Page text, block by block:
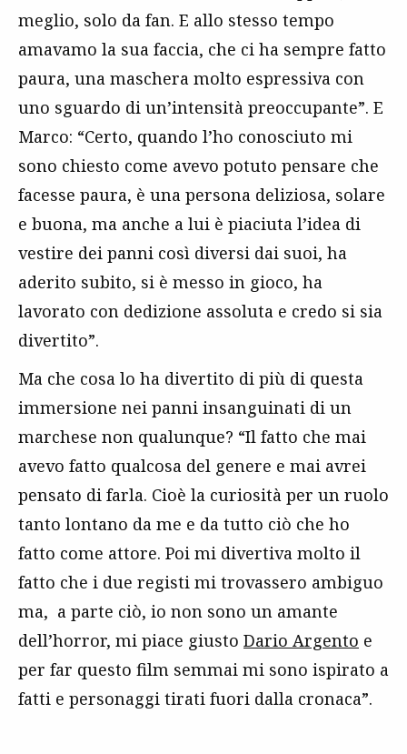
meglio, solo da fan. E allo stesso tempo
amavamo la sua faccia, che ci ha sempre fatto
paura, una maschera molto espressiva con
uno sguardo di un’intensità preoccupante”. E
Marco: “Certo, quando l’ho conosciuto mi
sono chiesto come avevo potuto pensare che
facesse paura, è una persona deliziosa, solare
e buona, ma anche a lui è piaciuta l’idea di
vestire dei panni così diversi dai suoi, ha
aderito subito, si è messo in gioco, ha
lavorato con dedizione assoluta e credo si sia
divertito”.
Ma che cosa lo ha divertito di più di questa
immersione nei panni insanguinati di un
marchese non qualunque? “Il fatto che mai
avevo fatto qualcosa del genere e mai avrei
pensato di farla. Cioè la curiosità per un ruolo
tanto lontano da me e da tutto ciò che ho
fatto come attore. Poi mi divertiva molto il
fatto che i due registi mi trovassero ambiguo
ma, a parte ciò, io non sono un amante
dell’horror, mi piace giusto Dario Argento e
per far questo film semmai mi sono ispirato a
fatti e personaggi tirati fuori dalla cronaca”.